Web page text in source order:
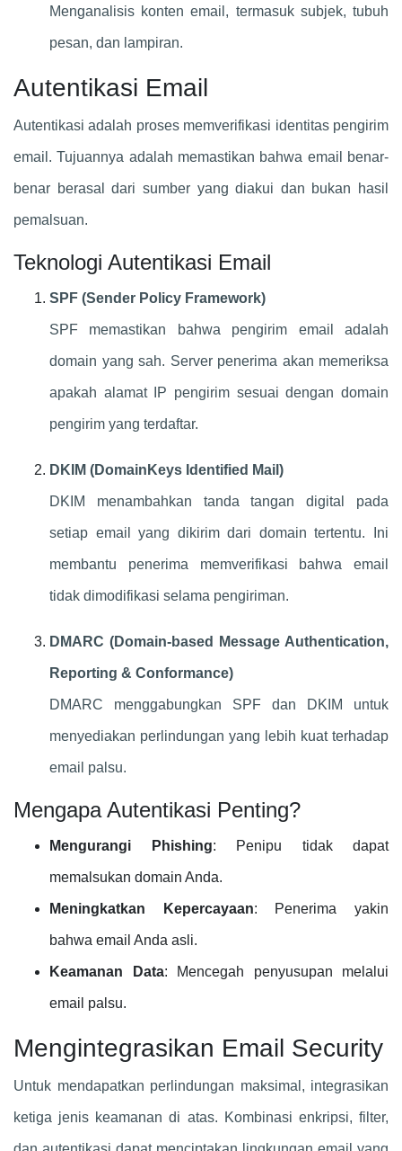
Menganalisis konten email, termasuk subjek, tubuh
pesan, dan lampiran.
Autentikasi Email
Autentikasi adalah proses memverifikasi identitas pengirim
email. Tujuannya adalah memastikan bahwa email benar-
benar berasal dari sumber yang diakui dan bukan hasil
pemalsuan.
Teknologi Autentikasi Email
SPF (Sender Policy Framework)
SPF memastikan bahwa pengirim email adalah
domain yang sah. Server penerima akan memeriksa
apakah alamat IP pengirim sesuai dengan domain
pengirim yang terdaftar.
DKIM (DomainKeys Identified Mail)
DKIM menambahkan tanda tangan digital pada
setiap email yang dikirim dari domain tertentu. Ini
membantu penerima memverifikasi bahwa email
tidak dimodifikasi selama pengiriman.
DMARC (Domain-based Message Authentication,
Reporting & Conformance)
DMARC menggabungkan SPF dan DKIM untuk
menyediakan perlindungan yang lebih kuat terhadap
email palsu.
Mengapa Autentikasi Penting?
Mengurangi Phishing: Penipu tidak dapat
memalsukan domain Anda.
Meningkatkan Kepercayaan: Penerima yakin
bahwa email Anda asli.
Keamanan Data: Mencegah penyusupan melalui
email palsu.
Mengintegrasikan Email Security
Untuk mendapatkan perlindungan maksimal, integrasikan
ketiga jenis keamanan di atas. Kombinasi enkripsi, filter,